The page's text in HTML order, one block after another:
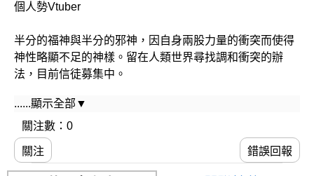
個人勢Vtuber
半分的福神與半分的邪神，因自身兩股力量的衝突而使得
神性略顯不足的神樣。留在人類世界尋找調和衝突的辦
法，目前信徒募集中。
允許你們直接稱呼余為かわみ（Kawami） (/ Ò v Ó)/
Twitter @SuzuyaKawami 歡迎追蹤！
......顯示全部▼
關注數：0
關注 錯誤回報